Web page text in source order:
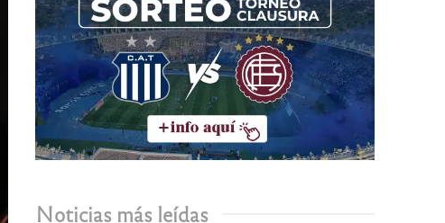
Noticias más leídas